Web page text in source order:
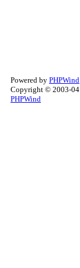
Powered by PHPWind
Copyright © 2003-04
PHPWind